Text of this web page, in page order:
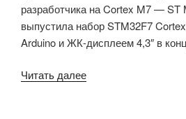
разработчика на Cortex M7 — ST
выпустила набор STM32F7
Arduino и ЖК-дисплеем 4,3″ в
Читать далее«STM32F746G-